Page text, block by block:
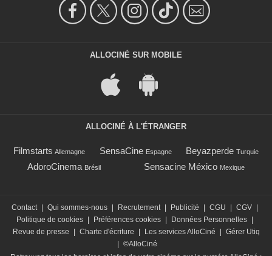
ALLOCINÉ SUR MOBILE
ALLOCINÉ À L'ÉTRANGER
Filmstarts Allemagne SensaCine Espagne Beyazperde Turquie
AdoroCinema Brésil Sensacine México Mexique
Contact | Qui sommes-nous | Recrutement | Publicité | CGU | CGV |
Politique de cookies | Préférences cookies | Données Personnelles |
Revue de presse
| Charte d'écriture | Les services AlloCiné | Gérer Utiq
| ©AlloCiné